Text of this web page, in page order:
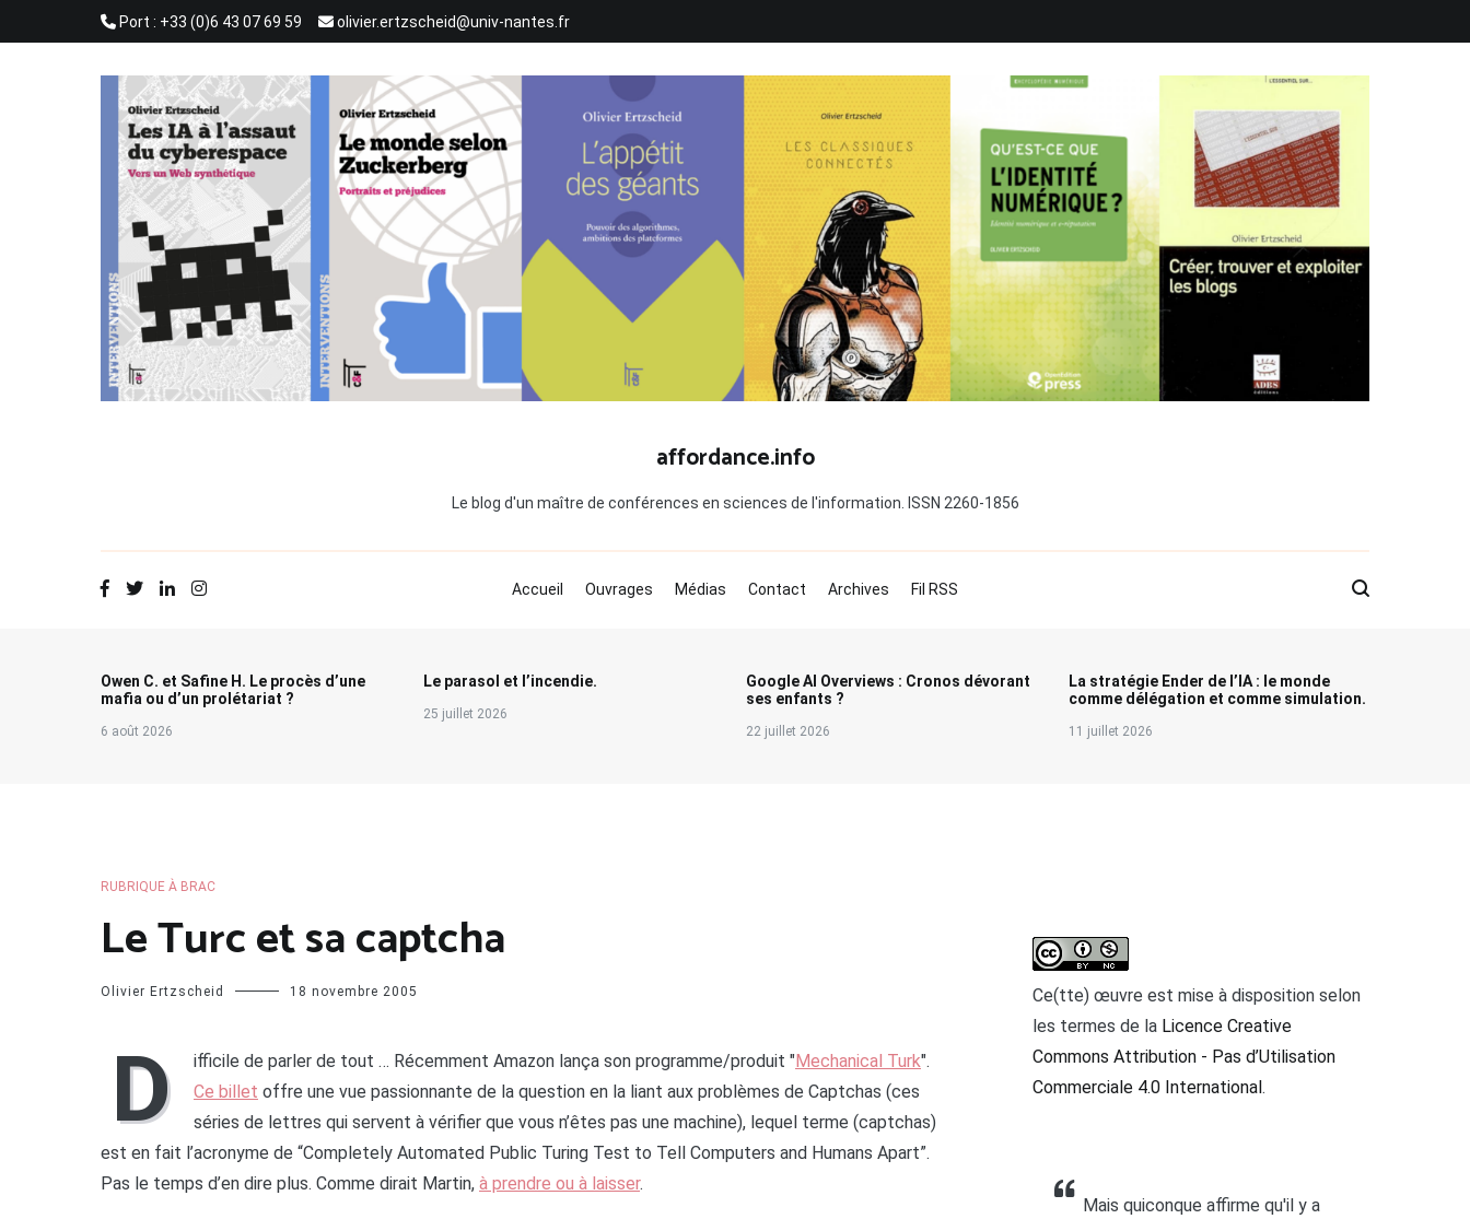
Port : +33 (0)6 43 07 69 59 olivier.ertzscheid@univ-nantes.fr
affordance.info
Le blog d'un maître de conférences en sciences de l'information. ISSN 2260-1856
Accueil Ouvrages Médias Contact Archives Fil RSS
Owen C. et Safine H. Le procès d’une
mafia ou d’un prolétariat ?
6 août 2026
Le parasol et l’incendie.
25 juillet 2026
Google AI Overviews : Cronos dévorant
ses enfants ?
22 juillet 2026
La stratégie Ender de l’IA : le monde
comme délégation et comme simulation.
11 juillet 2026
RUBRIQUE À BRAC
Le Turc et sa captcha
Olivier Ertzscheid 18 novembre 2005
D ifficile de parler de tout … Récemment Amazon lança son programme/produit "Mechanical Turk".
Ce billet offre une vue passionnante de la question en la liant aux problèmes de Captchas (ces
séries de lettres qui servent à vérifier que vous n’êtes pas une machine), lequel terme (captchas)
est en fait l’acronyme de “Completely Automated Public Turing Test to Tell Computers and Humans Apart”.
Pas le temps d’en dire plus. Comme dirait Martin, à prendre ou à laisser.
Ce(tte) œuvre est mise à disposition selon
les termes de la Licence Creative
Commons Attribution - Pas d’Utilisation
Commerciale 4.0 International .
Mais quiconque affirme qu'il y a